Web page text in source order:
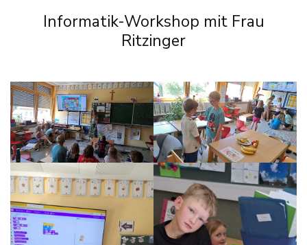
Informatik-Workshop mit Frau
Ritzinger